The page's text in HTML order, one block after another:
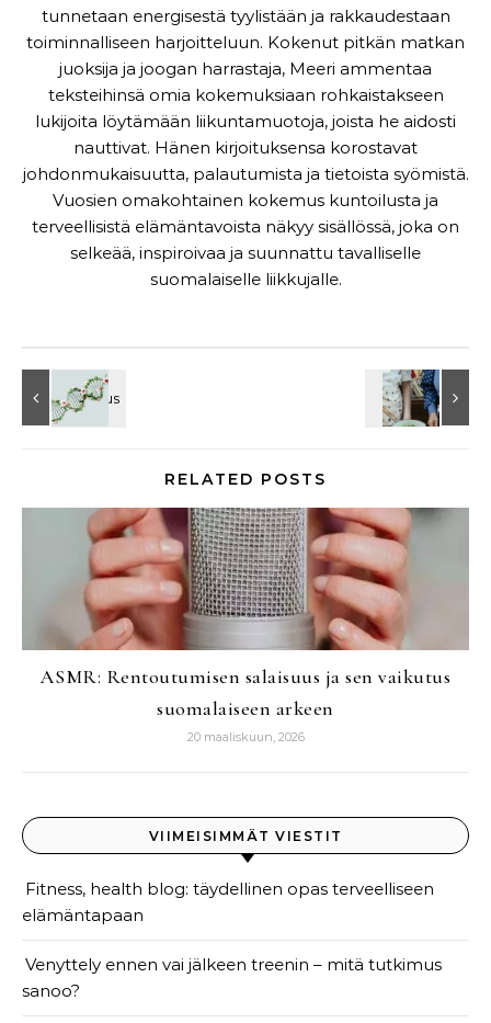
tunnetaan energisestä tyylistään ja rakkaudestaan
toiminnalliseen harjoitteluun. Kokenut pitkän matkan
juoksija ja joogan harrastaja, Meeri ammentaa
teksteihinsä omia kokemuksiaan rohkaistakseen
lukijoita löytämään liikuntamuotoja, joista he aidosti
nauttivat. Hänen kirjoituksensa korostavat
johdonmukaisuutta, palautumista ja tietoista syömistä.
Vuosien omakohtainen kokemus kuntoilusta ja
terveellisistä elämäntavoista näkyy sisällössä, joka on
selkeää, inspiroivaa ja suunnattu tavalliselle
suomalaiselle liikkujalle.
RELATED POSTS
ASMR: Rentoutumisen salaisuus ja sen vaikutus
suomalaiseen arkeen
20 maaliskuun, 2026
VIIMEISIMMÄT VIESTIT
Fitness, health blog: täydellinen opas terveelliseen
elämäntapaan
Venyttely ennen vai jälkeen treenin – mitä tutkimus
sanoo?